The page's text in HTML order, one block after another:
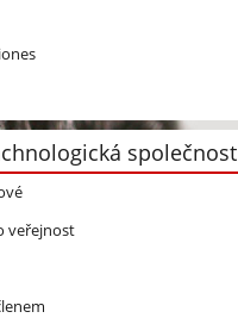
společnost
veřejnost